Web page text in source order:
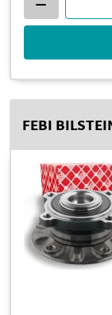
FEBI